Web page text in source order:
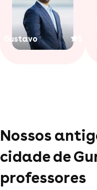
Gustavo
Nossos
cidade de
professores